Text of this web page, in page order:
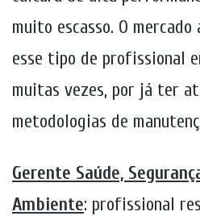
muito escasso. O
esse tipo de profissional
muitas vezes, por já ter
metodologias de
Gerente Saúde,
Ambiente: profissional